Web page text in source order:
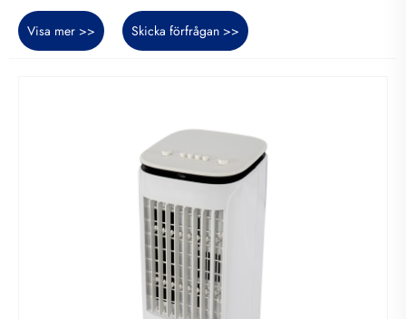
Visa mer >> Skicka förfrågan >>